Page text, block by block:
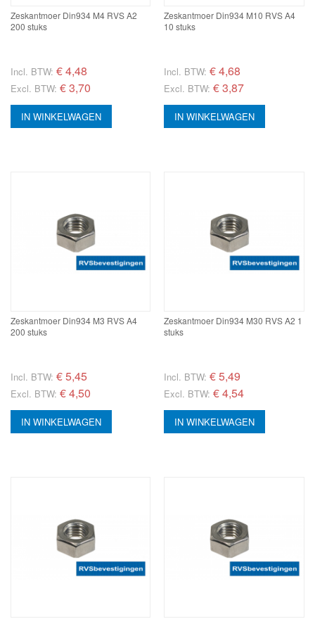
Zeskantmoer Din934 M4 RVS A2
200 stuks
Incl. BTW: €4,48
Excl. BTW: € 3,70
IN WINKELWAGEN
Zeskantmoer Din934 M10 RVS A4
10 stuks
Incl. BTW: €4,68
Excl. BTW: € 3,87
IN WINKELWAGEN
Zeskantmoer Din934 M3 RVS A4
200 stuks
Incl. BTW: €5,45
Excl. BTW: € 4,50
IN WINKELWAGEN
Zeskantmoer Din934 M30 RVS A2 1
stuks
Incl. BTW: €5,49
Excl. BTW: € 4,54
IN WINKELWAGEN